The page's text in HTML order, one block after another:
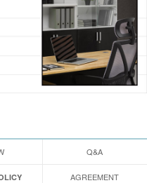
Q&A
AGREEMENT